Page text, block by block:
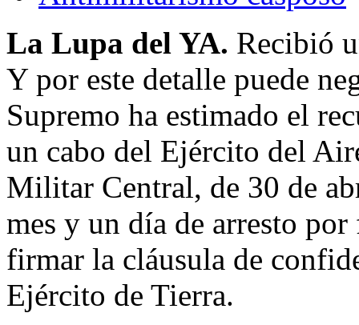
La Lupa del YA. Recibió
Y por este detalle puede
Supremo ha estimado el
un cabo del Ejército del
Militar Central, de 30 de
mes y un día de arresto
firmar la cláusula de
Ejército de Tierra.